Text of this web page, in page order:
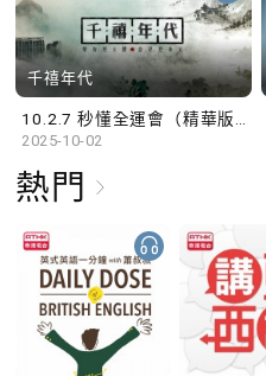
千禧年代
2025-10-02
熱門